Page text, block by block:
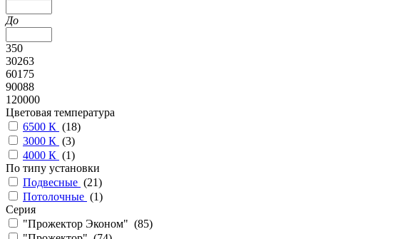
До
350
30263
60175
90088
120000
Цветовая температура
6500 К (18)
3000 К (3)
4000 К (1)
По типу установки
Подвесные (21)
Потолочные (1)
Серия
"Прожектор Эконом" (85)